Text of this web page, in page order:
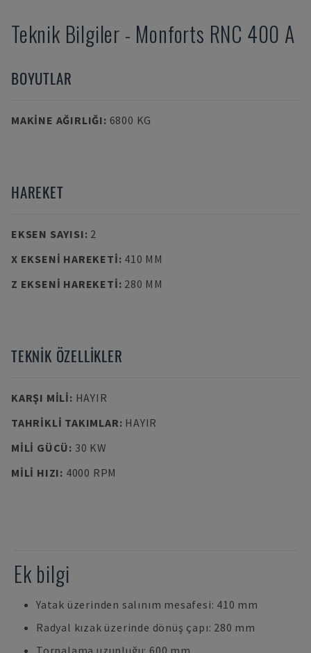
Teknik Bilgiler - Monforts RNC 400 A
BOYUTLAR
MAKINE AĞIRLIĞI: 6800 KG
HAREKET
EKSEN SAYISI: 2
X EKSENI HAREKETI: 410 MM
Z EKSENI HAREKETI: 280 MM
TEKNIK ÖZELLIKLER
KARŞI MILI: HAYIR
TAHRIKLI TAKIMLAR: HAYIR
MILI GÜCÜ: 30 KW
MILI HIZI: 4000 RPM
Ek bilgi
Yatak üzerinden salınım mesafesi: 410 mm
Radyal kızak üzerinde dönüş çapı: 280 mm
Tornalama uzunluğu: 600 mm